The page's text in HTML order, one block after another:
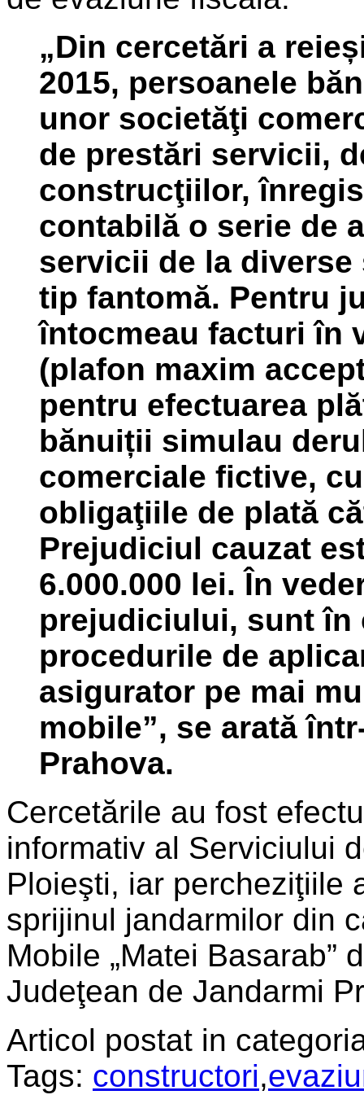
„Din cercetări a
2015, persoanele
unor societăţi
de prestări servicii,
construcţiilor,
contabilă o serie de
servicii de la
tip fantomă. Pentru
întocmeau facturi în
(plafon maxim
pentru efectuarea
bănuiții simulau
comerciale fictive,
obligaţiile de plată
Prejudiciul cauzat
6.000.000 lei. În
prejudiciului, sunt în
procedurile de
asigurator pe mai
mobile”, se arată
Prahova.
Cercetările au fost
informativ al Serviciului
Ploieşti, iar percheziţiile
sprijinul jandarmilor din
Mobile „Matei Basarab”
Judeţean de Jandarmi
Articol postat in
Tags: constructori,